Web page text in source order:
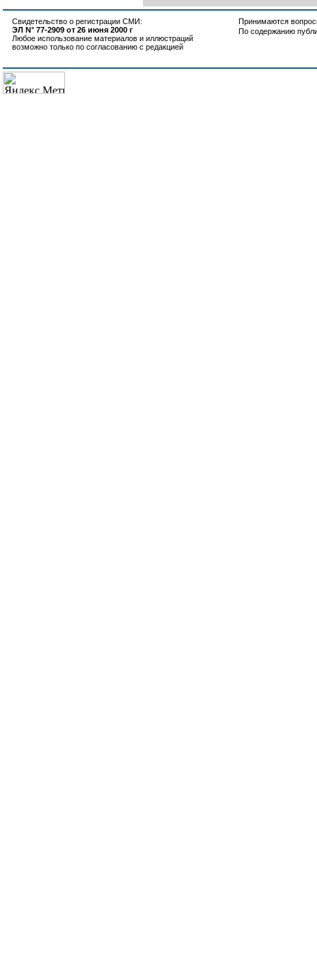
Свидетельство о регистрации СМИ:
ЭЛ N° 77-2909 от 26 июня 2000 г
Любое использование материалов и иллюстраций
возможно только по согласованию с редакцией
Принимаются
По содержанию